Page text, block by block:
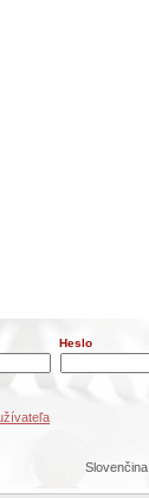
Heslo
Slovenčina